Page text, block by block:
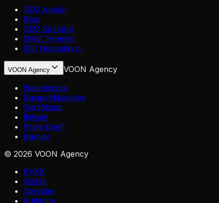
SEO Analizi
Blog
SEO Sözlüğü
Dijital Terimler
ROI Hesaplayıcı
VOON Agency
VOON Agency
Hakkımızda
Başarı Hikayeleri
Sertifikalar
İletişim
Proje Briefi
Kariyer
© 2026 VOON Agency
KVKK
Gizlilik
Çerezler
Kullanım